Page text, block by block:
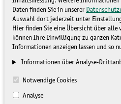
Daten finden Sie in unserer
Auswahl dort jederzeit unter
Hier finden Sie eine Übersicht über alle
können Ihre Einwilligung zu ganzen
Informationen anzeigen lassen und so
Informationen über Analyse-
Notwendige Cookies
Analyse